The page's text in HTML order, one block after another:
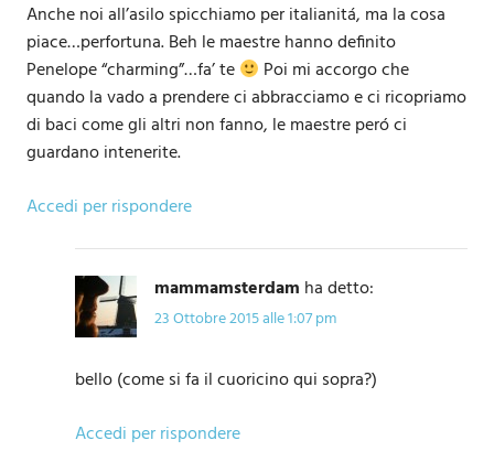
Anche noi all’asilo spicchiamo per italianitá, ma la cosa
piace…perfortuna. Beh le maestre hanno definito
Penelope “charming”…fa’ te
Poi mi accorgo che
quando la vado a prendere ci abbracciamo e ci ricopriamo
di baci come gli altri non fanno, le maestre peró ci
guardano intenerite.
Accedi per rispondere
mammamsterdam ha detto:
23 Ottobre 2015 alle 1:07 pm
bello (come si fa il cuoricino qui sopra?)
Accedi per rispondere